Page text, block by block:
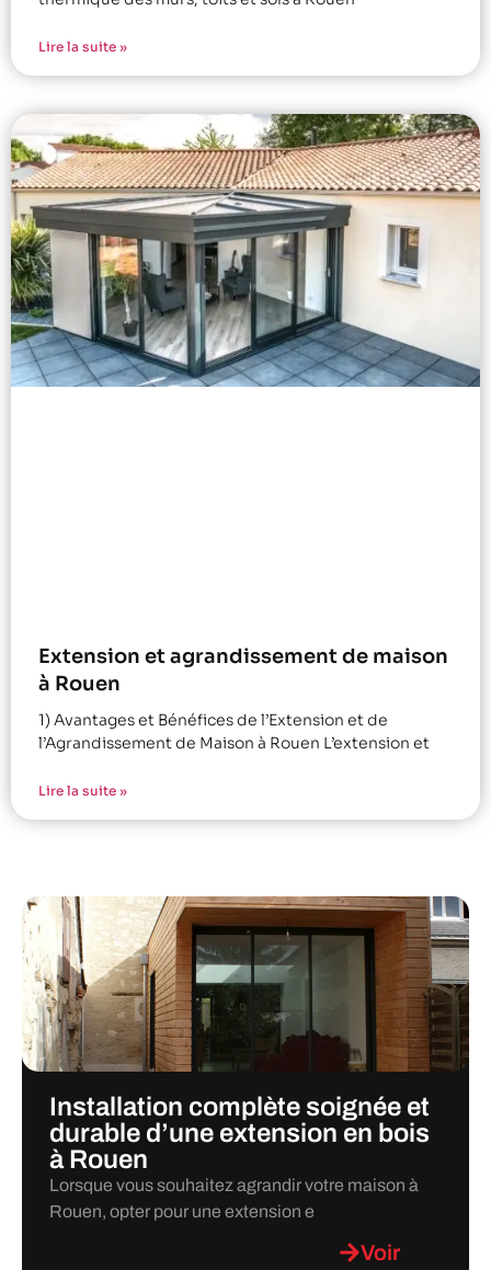
Lire la suite »
Extension et agrandissement de maison
à Rouen
1) Avantages et Bénéfices de l’Extension et de
l’Agrandissement de Maison à Rouen L’extension et
Lire la suite »
Installation complète soignée et
durable d’une extension en bois
à Rouen
Lorsque vous souhaitez agrandir votre maison à
Rouen, opter pour une extension e
Voir